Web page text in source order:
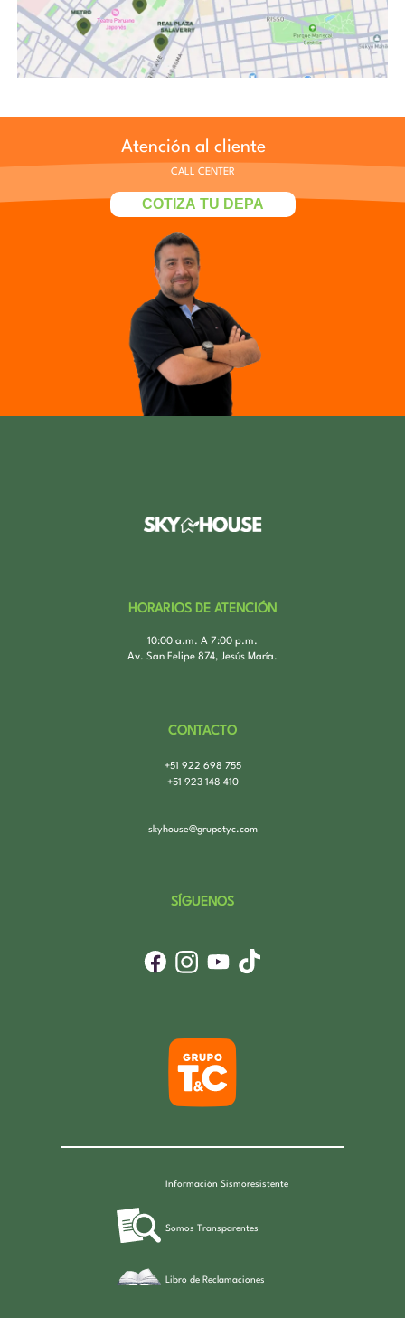
Atención al cliente
CALL CENTER
COTIZA TU DEPA
HORARIOS DE ATENCIÓN
10:00 a.m. A 7:00 p.m.
Av. San Felipe 874, Jesús María.
CONTACTO
+51 922 698 755
+51 923 148 410
skyhouse@grupotyc.com
SÍGUENOS
Información Sismoresistente
Somos Transparentes
Libro de Reclamaciones